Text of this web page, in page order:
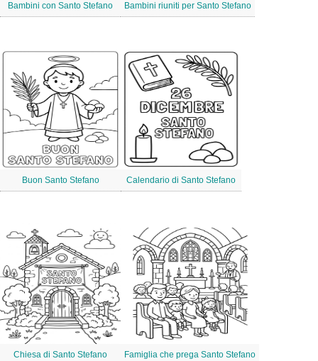
Bambini con Santo Stefano Bambini riuniti per Santo Stefano
Buon Santo Stefano Calendario di Santo Stefano
Chiesa di Santo Stefano Famiglia che prega Santo Stefano